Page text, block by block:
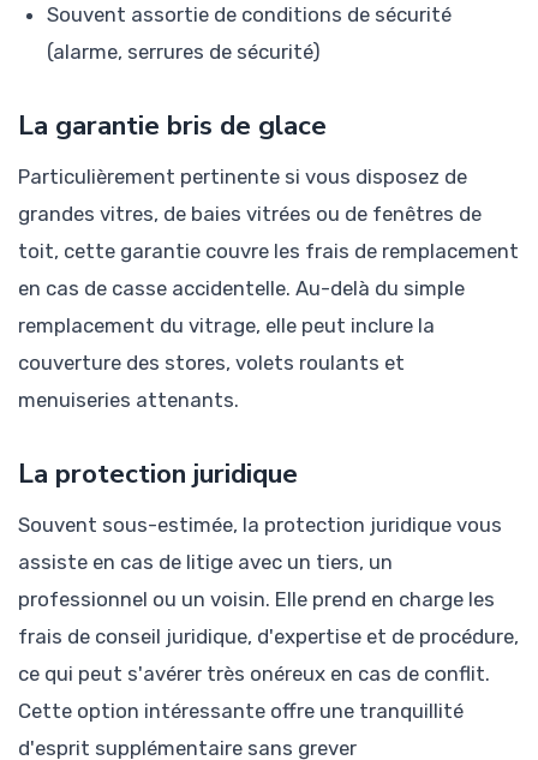
Souvent assortie de conditions de sécurité
(alarme, serrures de sécurité)
La garantie bris de glace
Particulièrement pertinente si vous disposez de
grandes vitres, de baies vitrées ou de fenêtres de
toit, cette garantie couvre les frais de remplacement
en cas de casse accidentelle. Au-delà du simple
remplacement du vitrage, elle peut inclure la
couverture des stores, volets roulants et
menuiseries attenants.
La protection juridique
Souvent sous-estimée, la protection juridique vous
assiste en cas de litige avec un tiers, un
professionnel ou un voisin. Elle prend en charge les
frais de conseil juridique, d'expertise et de procédure,
ce qui peut s'avérer très onéreux en cas de conflit.
Cette option intéressante offre une tranquillité
d'esprit supplémentaire sans grever